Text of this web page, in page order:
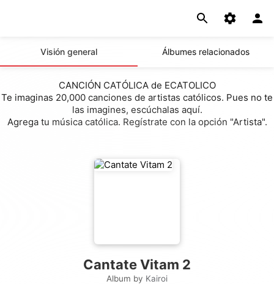
Visión general Álbumes relacionados
CANCIÓN CATÓLICA de ECATOLICO
Te imaginas 20,000 canciones de artistas católicos. Pues no te
las imagines, escúchalas aquí.
Agrega tu música católica. Regístrate con la opción "Artista".
Cantate Vitam 2
Album by Kairoi